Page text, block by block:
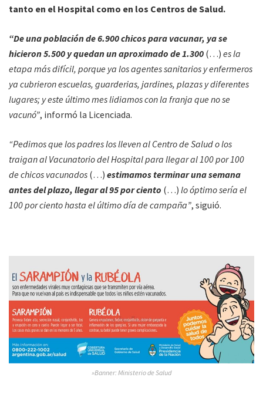
tanto en el Hospital como en los Centros de Salud.
“De una población de 6.900 chicos para vacunar, ya se
hicieron 5.500 y quedan un aproximado de 1.300 (…) es la
etapa más difícil, porque ya los agentes sanitarios y enfermeros
ya cubrieron escuelas, guarderias, jardines, plazas y diferentes
lugares; y este último mes lidiamos con la franja que no se
vacunó”, informó la Licenciada.
“Pedimos que los padres los lleven al Centro de Salud o los
traigan al Vacunatorio del Hospital para llegar al 100 por 100
de chicos vacunados (…) estimamos terminar una semana
antes del plazo, llegar al 95 por ciento (…) lo óptimo sería el
100 por ciento hasta el último día de campaña”, siguió.
»Banner: Ministerio de Salud